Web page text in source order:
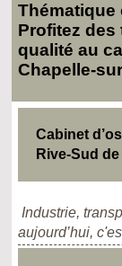
Thématique
Profitez des
qualité au
Chapelle-
Cabinet
Rive-Sud de
Industrie,
aujourd’hui,